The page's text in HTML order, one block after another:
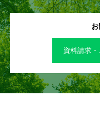
資料請求